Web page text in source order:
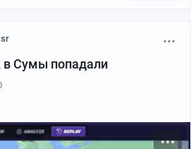
в Сумы попадали